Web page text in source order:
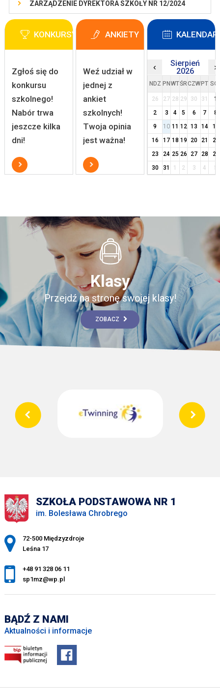
ZARZĄDZENIE DYREKTORA SZKOŁY NR 12/2024
KONKURSY
Zgłoś się do
konkursu
szkolnego!
Nabór trwa
jeszcze kilka
dni!
ANKIETY
Weź udział w
jednej z
ankiet
szkolnych!
Twoja opinia
jest ważna!
‹
Sierpień
2026
›
NDZ PNWTŚRCZWPT
26 27 28 29 30 31
1
2
3 4 5 6 7
8
9
10 11 12 13 14
15
16
17 18 19 20 21
22
23
24 25 26 27 28
29
30
31 1 2 3 4 5
Klasy
Przejdź na stronę swojej klasy!
ZOBACZ
SZKOŁA PODSTAWOWA NR 1
im. Bolesława Chrobrego
Adres pocztowy:
72-500 Międzyzdroje
Leśna 17
+48 91 328 06 11
sp1mz@wp.pl
BĄDŹ Z NAMI
Aktualności i informacje